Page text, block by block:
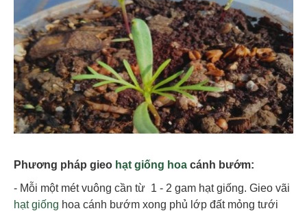
Phương pháp gieo hạt giống hoa cánh bướm:
- Mỗi một mét vuông cần từ 1 - 2 gam hạt giống. Gieo vãi
hạt giống hoa cánh bướm xong phủ lớp đất mỏng tưới